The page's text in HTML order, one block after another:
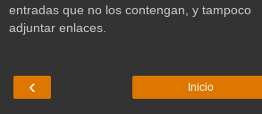
entradas que no los contengan, y tampoco
adjuntar enlaces.
‹ Inicio